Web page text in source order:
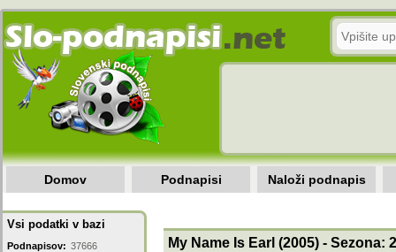
Domov Podnapisi Naloži podnapis
Vsi podatki v bazi
Podnapisov: 37666 My Name Is Earl (2005) - Sezona: